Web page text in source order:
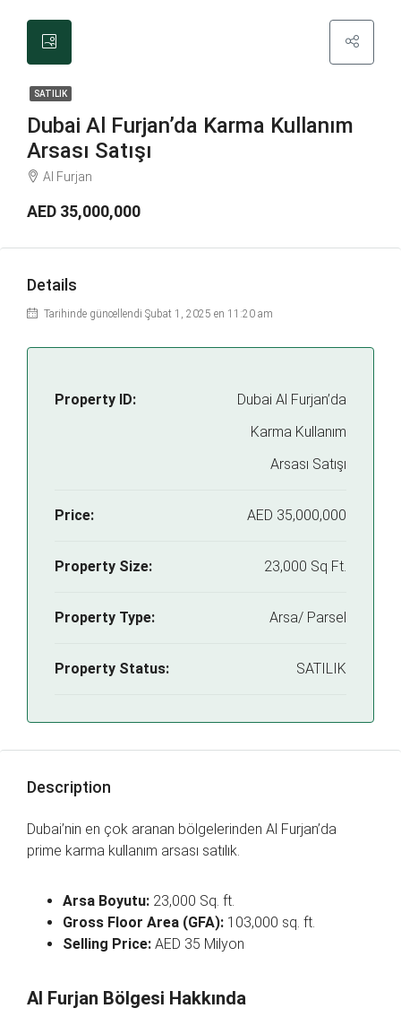
SATILIK
Dubai Al Furjan’da Karma Kullanım
Arsası Satışı
Al Furjan
AED 35,000,000
Details
Tarihinde güncellendi Şubat 1, 2025 en 11:20 am
Property ID:
Dubai Al Furjan’da
Karma Kullanım
Arsası Satışı
Price: AED 35,000,000
Property Size: 23,000 Sq Ft.
Property Type: Arsa/ Parsel
Property Status: SATILIK
Description
Dubai’nin en çok aranan bölgelerinden Al Furjan’da
prime karma kullanım arsası satılık.
Arsa Boyutu: 23,000 Sq. ft.
Gross Floor Area (GFA): 103,000 sq. ft.
Selling Price: AED 35 Milyon
Al Furjan Bölgesi Hakkında